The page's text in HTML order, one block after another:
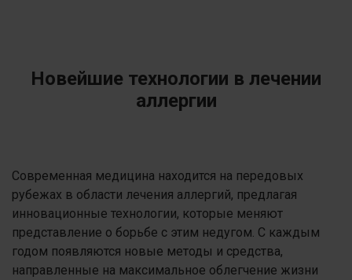
Новейшие технологии в лечении
аллергии
Современная медицина находится на передовых
рубежах в области лечения аллергий, предлагая
инновационные технологии, которые меняют
представление о борьбе с этим недугом. С каждым
годом появляются новые методы и средства,
направленные на максимальное облегчение жизни